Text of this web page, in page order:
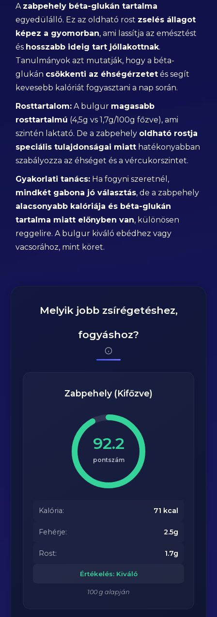
A zabpehely béta-glukán tartalma
egyedülálló. Ez az oldható rost zselés állagot
képez a gyomorban, ami lassítja az emésztést
és hosszabb ideig tart jóllakottnak.
Tanulmányok azt mutatják, hogy a béta-
glukán csökkenti az éhségérzetet és segít
kevesebb kalóriát fogyasztani a nap során.
Rosttartalom: A bulgur magasabb
rosttartalmú (4,5g vs 1,7g/100g főzve), ami
szintén laktató. De a zabpehely oldható rostja
speciális tulajdonságai miatt hatékonyabban
szabályozza az éhséget és a vércukorszintet.
Gyakorlati tanács: Ha fogyni szeretnél,
mindkét gabona jó választás, de a zabpehely
alacsonyabb kalóriája és béta-glukán
tartalma miatt előnyben van, különösen
reggelire. A bulgur kiváló ebédhez vagy
vacsorához, mint köret.
Melyik jobb zsírégetéshez,
fogyáshoz?
Zabpehely (Kifőzve)
92.2
pontszám
Kalória: 71 kcal
Fehérje: 2.5g
Rost: 1.7g
Értékelés: Kiváló
100 g alapján